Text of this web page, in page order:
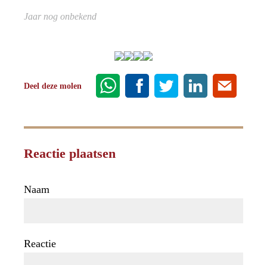
Jaar nog onbekend
Deel deze molen
Reactie plaatsen
Naam
Reactie